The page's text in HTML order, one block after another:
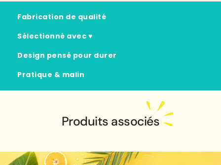
Fabrication de qualité
Sélectionné avec ♥
Design pensé pour durer
Pratique & malin
Produits associés